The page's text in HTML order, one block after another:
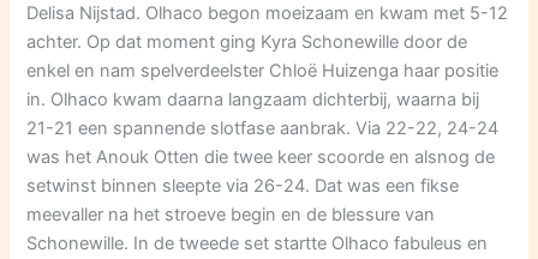
Delisa Nijstad. Olhaco begon moeizaam en kwam met 5-12
achter. Op dat moment ging Kyra Schonewille door de
enkel en nam spelverdeelster Chloë Huizenga haar positie
in. Olhaco kwam daarna langzaam dichterbij, waarna bij
21-21 een spannende slotfase aanbrak. Via 22-22, 24-24
was het Anouk Otten die twee keer scoorde en alsnog de
setwinst binnen sleepte via 26-24. Dat was een fikse
meevaller na het stroeve begin en de blessure van
Schonewille. In de tweede set startte Olhaco fabuleus en